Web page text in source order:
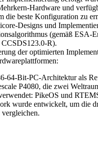
Hardware und
die beste Konfiguration zu
Designs und
(gemäß ESA-
CCSDS123.0-R).
der optimierten
64-Bit-PC-Architektur als
P4080, die zwei
PikeOS und
wurde entwickelt, um die